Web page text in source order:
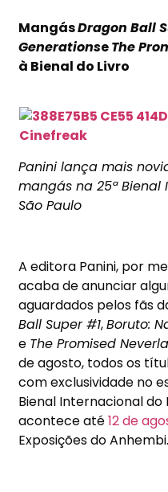
MangásDragon Ball
GenerationseThe
à Bienal do Livro
Panini lança mais
mangás na 25ª
São Paulo
A editora Panini, por
acaba de anunciar
aguardados pelos fãs
Ball Super #1,Boruto:
e The Promised
de agosto, todos os
com exclusividade no
Bienal Internacional do
acontece até12 de
Exposições do Anhembi.